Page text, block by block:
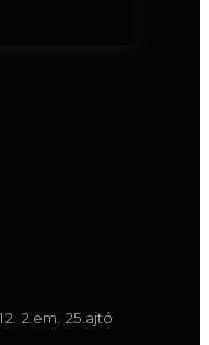
2.em. 25.ajtó